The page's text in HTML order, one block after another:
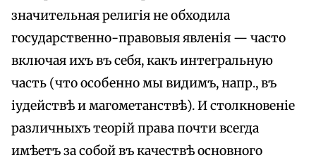
значительная религія не обходила
государственно-правовыя явленія — часто
включая ихъ въ себя, какъ интегральную
часть (что особенно мы видимъ, напр., въ
іудействѣ и магометанствѣ). И столкновеніе
различныхъ теорій права почти всегда
имѣетъ за собой въ качествѣ основного